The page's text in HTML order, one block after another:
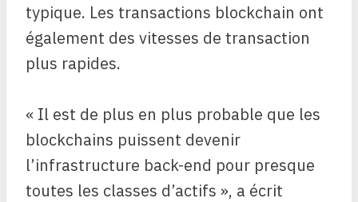
typique. Les transactions blockchain ont
également des vitesses de transaction
plus rapides.
« Il est de plus en plus probable que les
blockchains puissent devenir
l’infrastructure back-end pour presque
toutes les classes d’actifs », a écrit